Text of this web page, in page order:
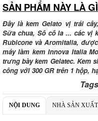
Ngân
Chi
Chủ TK:
Số TK:
Ngân
Chủ TK:
Số TK:
Ngân
Chi nhánh:
Chủ TK:
Số TK:
SẢN PHẨM NÀY LÀ
Đây là kem Gelato vị trái
Sữa chua, Sô cô la ... các vị
Rubicone và Aromitalia,
máy làm kem Innova Italia
trưng bày kem Gelatec. Kem
công với 300 GR trên 1 hộp,
NỘI DUNG NHÀ SẢN XUẤT